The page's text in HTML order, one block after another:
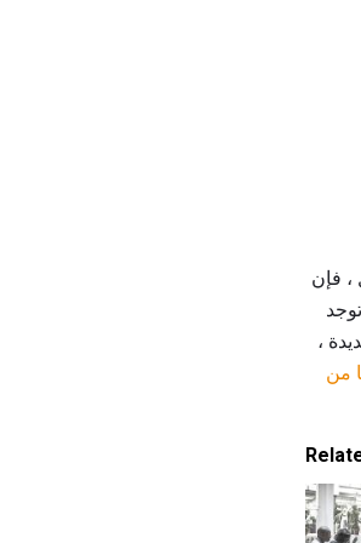
، فإن
،
من